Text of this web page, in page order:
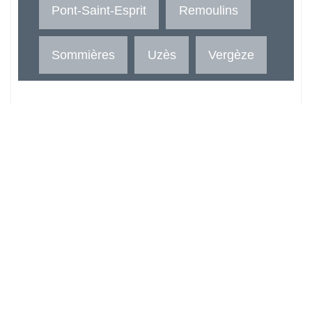
Pont-Saint-Esprit Remoulins
Sommières Uzès Vergèze